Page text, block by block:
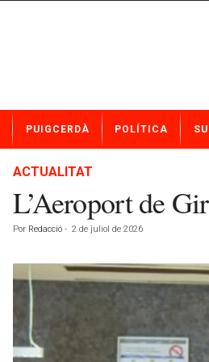
t
PUIGCERDÀ POLÍTICA
ACTUALITAT
L’Aeroport de
Por Redacció - 2 de juliol de 2026